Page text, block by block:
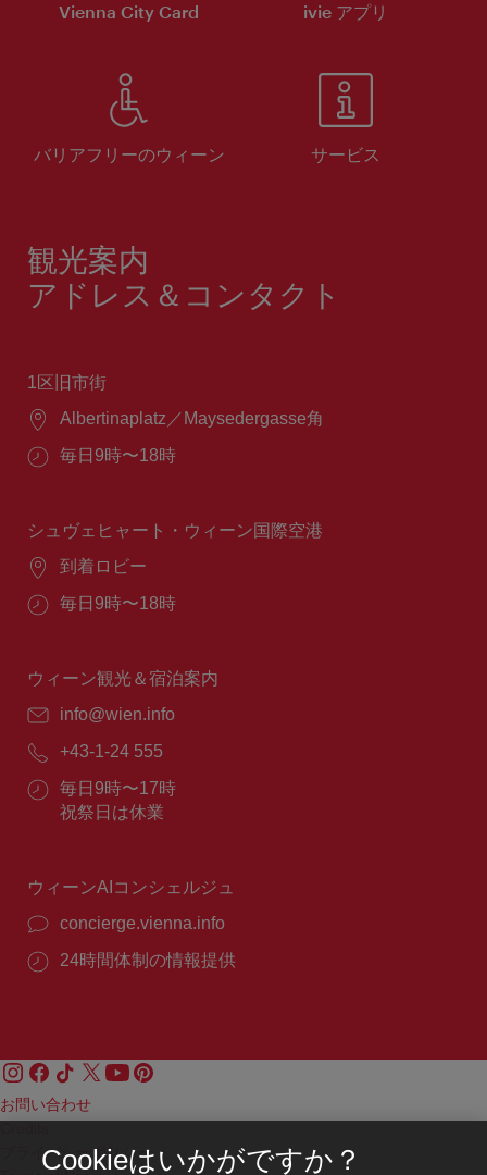
Vienna City Card ivie アプリ
バリアフリーのウィーン サービス
観光案内
アドレス＆コンタクト
1区旧市街
場
Albertinaplatz／Maysedergasse角
営
間：
毎日9時〜18時
シュヴェヒャート・ウィーン国際空港
場
到着ロビー
営
間：
毎日9時〜18時
ウィーン観光＆宿泊案内
E
ー
ル：
info@wien.info
電
番
号：
+43-1-24 555
営
業
毎日9時〜17時
祝祭日は休業
ウィーンAIコンシェルジュ
concierge.vienna.info
24時間体制の情報提供
お問い合わせ
プライバシーポリシー
Cookieはいかがですか？